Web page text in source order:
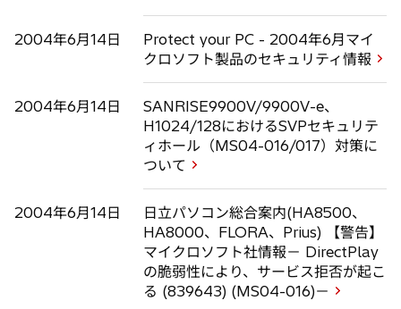
2004年6月14日
Protect your PC - 2004年6月マイ
クロソフト製品のセキュリティ情報
2004年6月14日
SANRISE9900V/9900V-e、
H1024/128におけるSVPセキュリテ
ィホール（MS04-016/017）対策に
ついて
2004年6月14日
日立パソコン総合案内(HA8500、
HA8000、FLORA、Prius) 【警告】
マイクロソフト社情報－ DirectPlay
の脆弱性により、サービス拒否が起こ
る (839643) (MS04-016)－